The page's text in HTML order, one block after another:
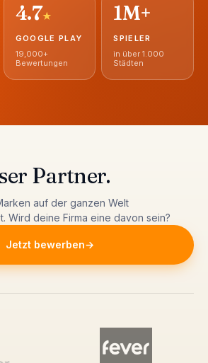
4.7★
GOOGLE PLAY
19,000+
Bewertungen
1M+
SPIELER
in über 1.000
Städten
Partner.
auf der ganzen Welt
Wird deine Firma eine davon sein?
Jetzt bewerben→